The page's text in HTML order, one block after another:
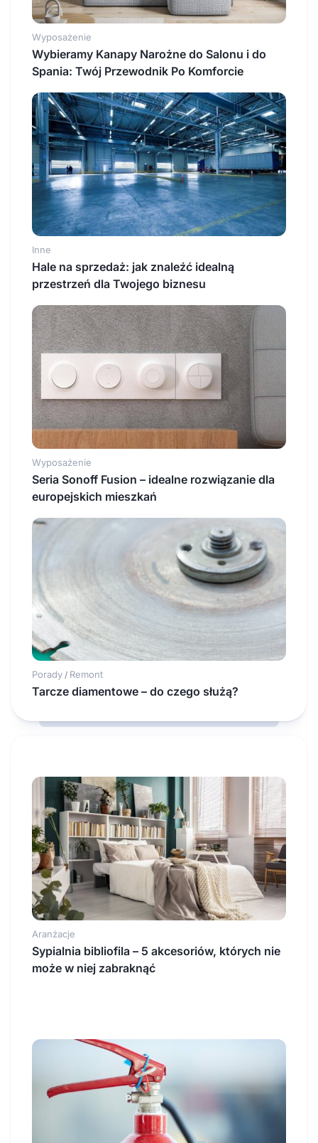
Wyposażenie
Wybieramy Kanapy Narożne do Salonu i do
Spania: Twój Przewodnik Po Komforcie
Inne
Hale na sprzedaż: jak znaleźć idealną
przestrzeń dla Twojego biznesu
Wyposażenie
Seria Sonoff Fusion – idealne rozwiązanie dla
europejskich mieszkań
Porady / Remont
Tarcze diamentowe – do czego służą?
Aranżacje
Sypialnia bibliofila – 5 akcesoriów, których nie
może w niej zabraknąć